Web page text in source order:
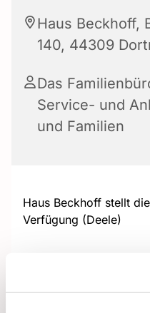
Haus Beckhoff,
140, 44309
Das
Service- und
und Familien
Haus Beckhoff stellt
Verfügung (Deele)